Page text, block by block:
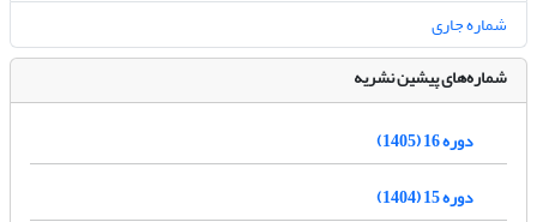
شماره جاری
شماره‌های پیشین نشریه
دوره 16 (1405)
دوره 15 (1404)